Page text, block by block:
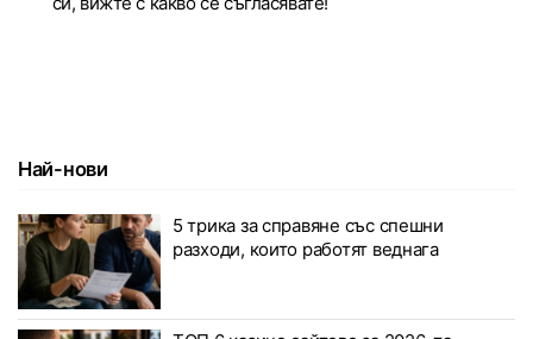
Най-нови
5 трика за справяне със спешни
разходи, които работят веднага